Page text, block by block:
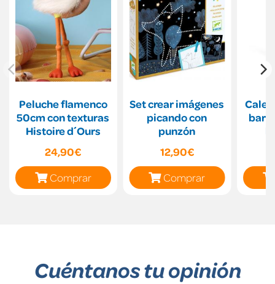
Peluche flamenco
50cm con texturas
Histoire d´Ours
24,90€
Comprar
Set crear imágenes
picando con
punzón
12,90€
Comprar
Cuéntanos tu opinión